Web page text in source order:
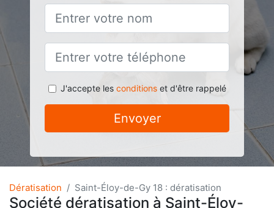
J'accepte les conditionset d'être rappelé
Envoyer
Dératisation Saint-Éloy-de-Gy 18 : dératisation
Société dératisation à Saint-Éloy-